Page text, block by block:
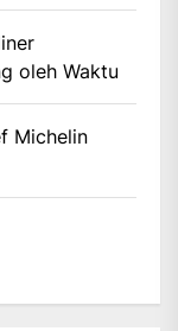
oleh Waktu
Michelin